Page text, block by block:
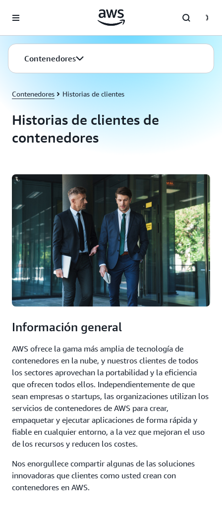
Contenedores
Contenedores Historias de clientes
Historias de clientes de
contenedores
Información general
AWS ofrece la gama más amplia de tecnología de
contenedores en la nube, y nuestros clientes de todos
los sectores aprovechan la portabilidad y la eficiencia
que ofrecen todos ellos. Independientemente de que
sean empresas o startups, las organizaciones utilizan los
servicios de contenedores de AWS para crear,
empaquetar y ejecutar aplicaciones de forma rápida y
fiable en cualquier entorno, a la vez que mejoran el uso
de los recursos y reducen los costes.
Nos enorgullece compartir algunas de las soluciones
innovadoras que clientes como usted crean con
contenedores en AWS.